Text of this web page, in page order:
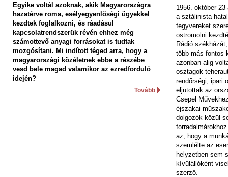
Egyike voltál azoknak, akik Magyarországra
hazatérve roma, esélyegyenlőségi ügyekkel
kezdtek foglalkozni, és ráadásul
kapcsolatrendszerük révén ehhez még
számottevő anyagi forrásokat is tudtak
mozgósítani. Mi indított téged arra, hogy a
magyarországi közéletnek ebbe a részébe
vesd bele magad valamikor az ezredforduló
idején?
Tovább
1956. október
a sztálinista
fegyvereket
ostromolni
Rádió
több más fontos
azonban alig
osztagok
rendőrségi, ipari
eljutottak az
Csepel
éjszakai
dolgozók közül
az, hogy a
szemlélte az
helyzetben sem
kívülállóként
szerző.